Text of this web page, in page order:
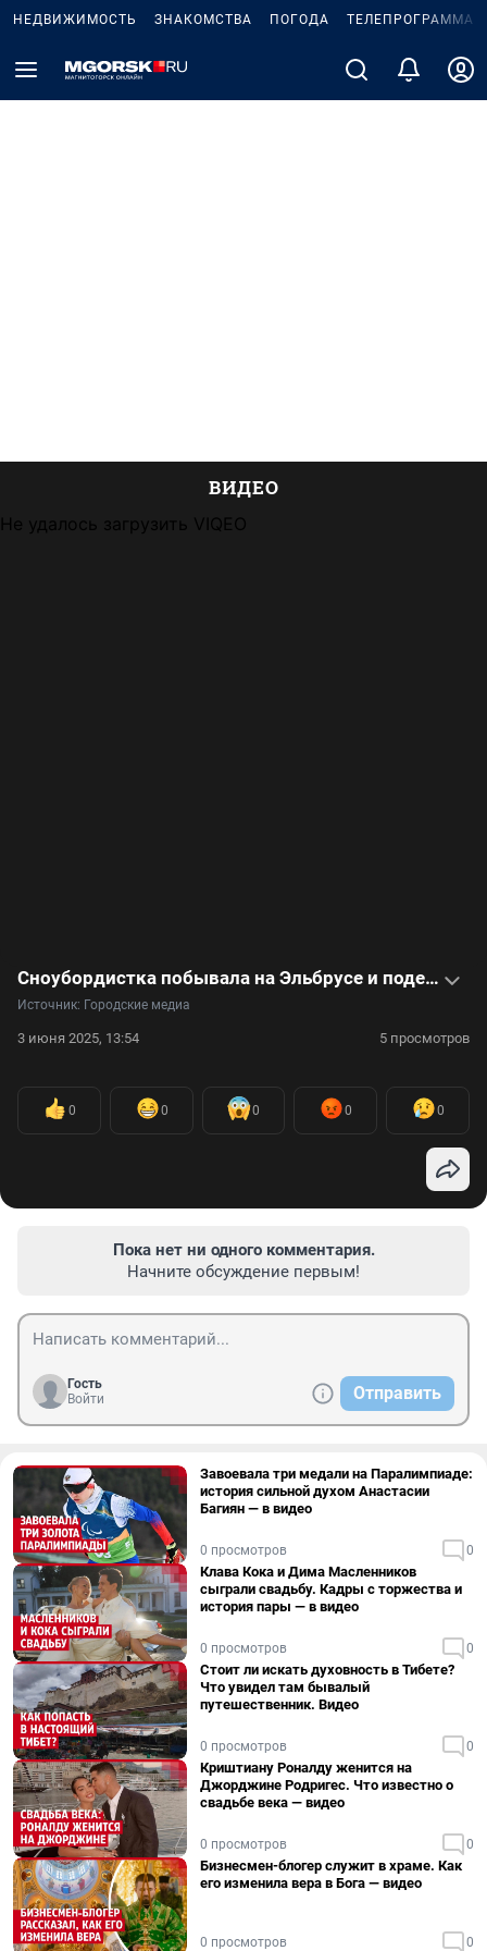
НЕДВИЖИМОСТЬ ЗНАКОМСТВА ПОГОДА ТЕЛЕПРОГРАММА
ВИДЕО
Не удалось загрузить VIQEO
Сноубордистка побывала на Эльбрусе и поделилась своими впечатлениями — видео
Источник: Городские медиа
3 июня 2025, 13:54 5 просмотров
0 0 0 0 0
Пока нет ни одного комментария.
Начните обсуждение первым!
Гость
Войти
Отправить
Завоевала три медали на Паралимпиаде:
история сильной духом Анастасии
Багиян — в видео
0 просмотров 0
Клава Кока и Дима Масленников
сыграли свадьбу. Кадры с торжества и
история пары — в видео
0 просмотров 0
Стоит ли искать духовность в Тибете?
Что увидел там бывалый
путешественник. Видео
0 просмотров 0
Криштиану Роналду женится на
Джорджине Родригес. Что известно о
свадьбе века — видео
0 просмотров 0
Бизнесмен-блогер служит в храме. Как
его изменила вера в Бога — видео
0 просмотров 0